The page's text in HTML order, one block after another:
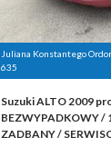
Juliana Konstantego
635
Suzuki ALTO 2009
BEZWYPADKOWY /
ZADBANY /